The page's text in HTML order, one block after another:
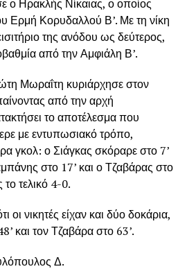
ο Ηρακλής Νίκαιας, ο οποίος
Ερμή Κορυδαλλού Β’. Με τη νίκη
της ανόδου ως δεύτερος,
από την Αμφιάλη Β’.
Μωραΐτη κυριάρχησε στον
από την αρχή
το αποτέλεσμα που
με εντυπωσιακό τρόπο,
γκολ: ο Σιάγκας σκόραρε στο 7’
στο 17’ και ο Τζαβάρας στο
τελικό 4-0.
οι νικητές είχαν και δύο δοκάρια,
και τον Τζαβάρα στο 63’.
Δ.